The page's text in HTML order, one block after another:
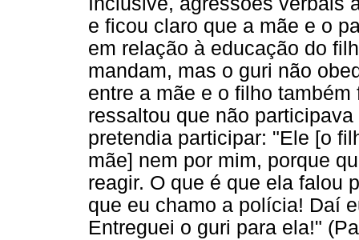
e ficou claro que a mãe e o
em relação à educação do
mandam, mas o guri não
entre a mãe e o filho
ressaltou que não
pretendia participar: "Ele [o
mãe] nem por mim, porque
reagir. O que é que ela falou
que eu chamo a polícia! Daí
Entreguei o guri para ela!"